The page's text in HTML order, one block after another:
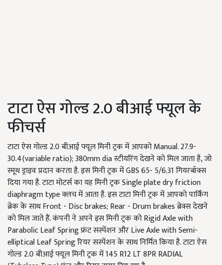
टाटा ऐस गोल्ड 2.0 बीआई फ्यूल के
फीचर्स
टाटा ऐस गोल्ड 2.0 बीआई फ्यूल मिनी ट्रक में आपको Manual. 27.9-
30.4(variable ratio); 380mm dia स्टीयरिंग देखने को मिल जाता है, जो
स्मूथ ड्राइव प्रदान करता है. इस मिनी ट्रक में GBS 65- 5/6.31 गियरबॉक्स
दिया गया है. टाटा मोटर्स का यह मिनी ट्रक Single plate dry friction
diaphragm type क्लच में आता है. इस टाटा मिनी ट्रक में आपको पार्किंग
ब्रेक के साथ Front - Disc brakes; Rear - Drum brakes ब्रेक्स देखने
को मिल जाते हैं. कंपनी ने अपने इस मिनी ट्रक को Rigid Axle with
Parabolic Leaf Spring फ्रंट सस्पेंशन और Live Axle with Semi-
elliptical Leaf Spring रियर सस्पेंशन के साथ निर्मित किया है. टाटा ऐस
गोल्ड 2.0 बीआई फ्यूल मिनी ट्रक में 145 R12 LT 8PR RADIAL